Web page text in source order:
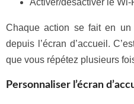
Activer/désactiver le
Chaque action se fait en un
depuis l’écran d’accueil.
que vous répétez plusieurs
Personnaliser l’écran